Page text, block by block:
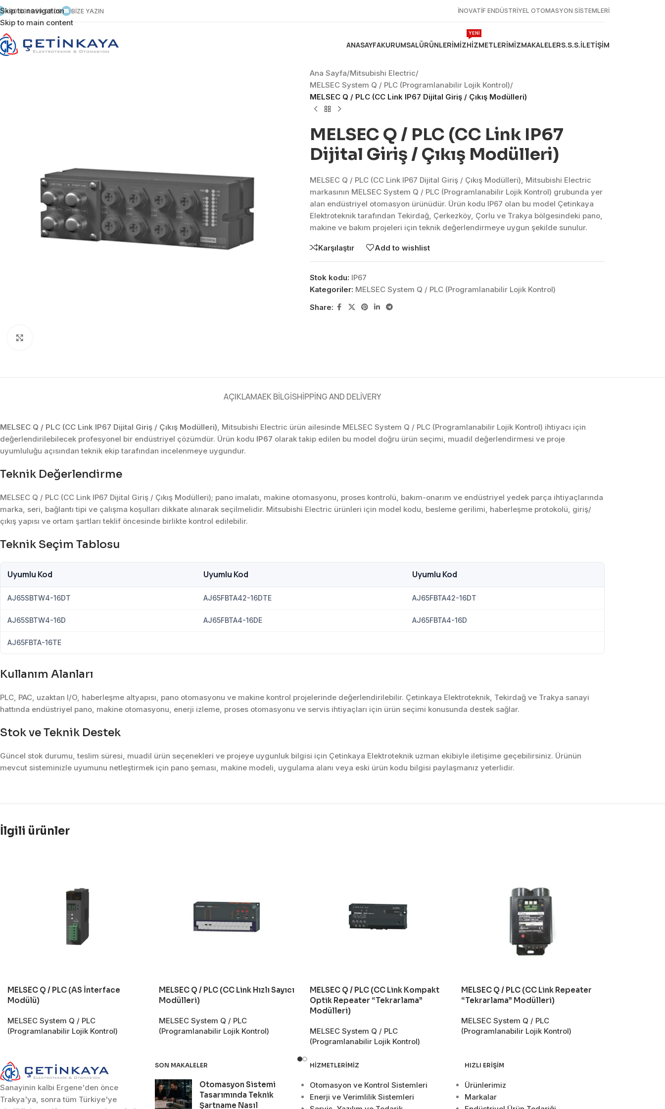
Skip to navigation
Skip to main content
+90 531 959 02 09 BİZE YAZIN İNOVATİF ENDÜSTRİYEL OTOMASYON SİSTEMLERİ
ANASAYFAKURUMSALÜRÜNLERIMIZHIZMETLERIMIZ
YENİ
Makine Otomasyonu
Proses Otomasyonu
Robotik ve Hareket
MAKALELERS.S.S.İLETIŞIM
Ana Sayfa/Mitsubishi Electric/
MELSEC System Q / PLC (Programlanabilir Lojik Kontrol)/
MELSEC Q / PLC (CC Link IP67 Dijital Giriş / Çıkış Modülleri)
MELSEC Q / PLC (CC Link IP67
Dijital Giriş / Çıkış Modülleri)
MELSEC Q / PLC (CC Link IP67 Dijital Giriş / Çıkış Modülleri), Mitsubishi Electric
markasının MELSEC System Q / PLC (Programlanabilir Lojik Kontrol) grubunda yer
alan endüstriyel otomasyon ürünüdür. Ürün kodu IP67 olan bu model Çetinkaya
Elektroteknik tarafından Tekirdağ, Çerkezköy, Çorlu ve Trakya bölgesindeki pano,
makine ve bakım projeleri için teknik değerlendirmeye uygun şekilde sunulur.
Karşılaştır Add to wishlist
Stok kodu: IP67
Kategoriler: MELSEC System Q / PLC (Programlanabilir Lojik Kontrol)
Share:
AÇIKLAMAEK BILGISHIPPING AND DELIVERY
MELSEC Q / PLC (CC Link IP67 Dijital Giriş / Çıkış Modülleri), Mitsubishi Electric ürün ailesinde MELSEC System Q / PLC (Programlanabilir Lojik Kontrol) ihtiyacı için
değerlendirilebilecek profesyonel bir endüstriyel çözümdür. Ürün kodu IP67 olarak takip edilen bu model doğru ürün seçimi, muadil değerlendirmesi ve proje
uyumluluğu açısından teknik ekip tarafından incelenmeye uygundur.
Teknik Değerlendirme
MELSEC Q / PLC (CC Link IP67 Dijital Giriş / Çıkış Modülleri); pano imalatı, makine otomasyonu, proses kontrolü, bakım-onarım ve endüstriyel yedek parça ihtiyaçlarında
marka, seri, bağlantı tipi ve çalışma koşulları dikkate alınarak seçilmelidir. Mitsubishi Electric ürünleri için model kodu, besleme gerilimi, haberleşme protokolü, giriş/
çıkış yapısı ve ortam şartları teklif öncesinde birlikte kontrol edilebilir.
Teknik Seçim Tablosu
Uyumlu Kod Uyumlu Kod Uyumlu Kod
AJ65SBTW4-16DT AJ65FBTA42-16DTE AJ65FBTA42-16DT
AJ65SBTW4-16D AJ65FBTA4-16DE AJ65FBTA4-16D
AJ65FBTA-16TE
Kullanım Alanları
PLC, PAC, uzaktan I/O, haberleşme altyapısı, pano otomasyonu ve makine kontrol projelerinde değerlendirilebilir. Çetinkaya Elektroteknik, Tekirdağ ve Trakya sanayi
hattında endüstriyel pano, makine otomasyonu, enerji izleme, proses otomasyonu ve servis ihtiyaçları için ürün seçimi konusunda destek sağlar.
Stok ve Teknik Destek
Güncel stok durumu, teslim süresi, muadil ürün seçenekleri ve projeye uygunluk bilgisi için Çetinkaya Elektroteknik uzman ekibiyle iletişime geçebilirsiniz. Ürünün
mevcut sisteminizle uyumunu netleştirmek için pano şeması, makine modeli, uygulama alanı veya eski ürün kodu bilgisi paylaşmanız yeterlidir.
İlgili ürünler
MELSEC Q / PLC (AS İnterface
Modülü)
MELSEC System Q / PLC
(Programlanabilir Lojik Kontrol)
MELSEC Q / PLC (CC Link Hızlı Sayıcı
Modülleri)
MELSEC System Q / PLC
(Programlanabilir Lojik Kontrol)
MELSEC Q / PLC (CC Link Kompakt
Optik Repeater “Tekrarlama”
Modülleri)
MELSEC System Q / PLC
(Programlanabilir Lojik Kontrol)
MELSEC Q / PLC (CC Link Repeater
“Tekrarlama” Modülleri)
MELSEC System Q / PLC
(Programlanabilir Lojik Kontrol)
Sanayinin kalbi Ergene'den önce
Trakya'ya, sonra tüm Türkiye'ye
SON MAKALELER
Otomasyon Sistemi
Tasarımında Teknik
Şartname Nasıl
HIZMETLERIMIZ
Otomasyon ve Kontrol Sistemleri
Enerji ve Verimlilik Sistemleri
HIZLI ERIŞIM
Ürünlerimiz
Markalar